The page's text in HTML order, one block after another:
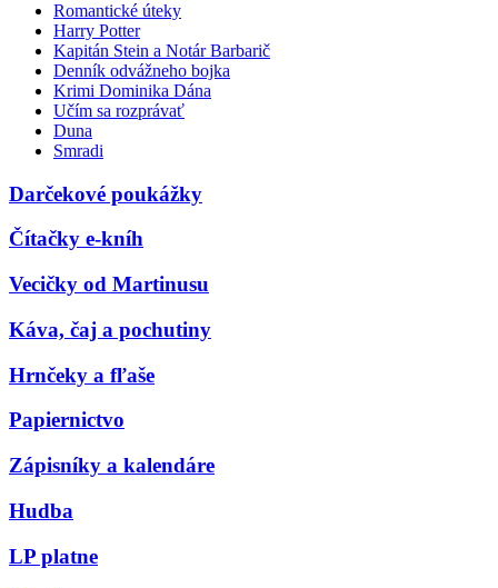
Romantické úteky
Harry Potter
Kapitán Stein a Notár Barbarič
Denník odvážneho bojka
Krimi Dominika Dána
Učím sa rozprávať
Duna
Smradi
Darčekové poukážky
Čítačky e-kníh
Vecičky od Martinusu
Káva, čaj a pochutiny
Hrnčeky a fľaše
Papiernictvo
Zápisníky a kalendáre
Hudba
LP platne